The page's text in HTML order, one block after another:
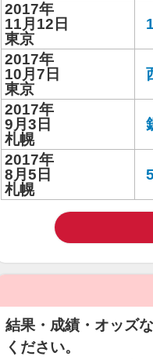
2017年
11月12日
東京
2017年
10月7日
東京
2017年
9月3日
札幌
2017年
8月5日
札幌
結果・成績・オッズ
ください。